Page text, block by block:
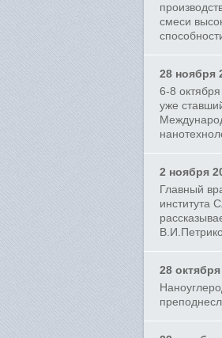
смеси
28 ноября
6-8
уже
2 ноября
Главный
института
28